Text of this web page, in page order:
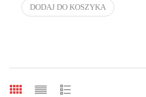
DODAJ DO KOSZYKA